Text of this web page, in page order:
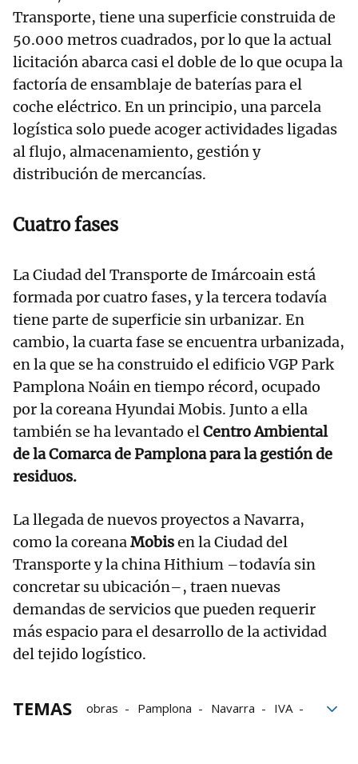
Transporte, tiene una superficie construida de
50.000 metros cuadrados, por lo que la actual
licitación abarca casi el doble de lo que ocupa la
factoría de ensamblaje de baterías para el
coche eléctrico. En un principio, una parcela
logística solo puede acoger actividades ligadas
al flujo, almacenamiento, gestión y
distribución de mercancías.
Cuatro fases
La Ciudad del Transporte de Imárcoain está
formada por cuatro fases, y la tercera todavía
tiene parte de superficie sin urbanizar. En
cambio, la cuarta fase se encuentra urbanizada,
en la que se ha construido el edificio VGP Park
Pamplona Noáin en tiempo récord, ocupado
por la coreana Hyundai Mobis. Junto a ella
también se ha levantado elCentro Ambiental
de la Comarca de Pamplona para la gestión de
residuos.
La llegada de nuevos proyectos a Navarra,
como la coreanaMobisen la Ciudad del
Transporte y la china Hithium –todavía sin
concretar su ubicación–, traen nuevas
demandas de servicios que pueden requerir
más espacio para el desarrollo de la actividad
del tejido logístico.
TEMAS obras Pamplona Navarra
IVA